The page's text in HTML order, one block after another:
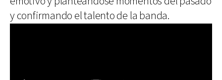
y confirmando el talento de la banda.